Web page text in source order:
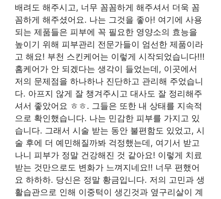
배려도 해주시고, 너무 꼼꼼하게 해주셔서 더욱 꼼
꼼하게 해주셨어요. 나는 그것을 좋아! 여기에 사용
되는 제품들은 피부에 꼭 필요한 영양소의 효능을
높이기 위해 피부관리 전문가들이 엄선한 제품이라
고 해요! 부천 스킨케어는 이렇게 시작되었습니다!!!
홈케어가 안 되겠다는 생각이 들었는데, 이곳에서
저의 문제점을 하나하나 진단하고 관리해 주었습니
다. 아프지 않게 잘 챙겨주시고 대사도 잘 정리해주
셔서 좋았어요 ㅎㅎ. 그들은 또한 내 상태를 지속적
으로 확인했습니다. 나는 민감한 피부를 가지고 있
습니다. 그래서 시술 받는 동안 불편함도 있었고, 시
술 후에 더 예민해질까봐 걱정했는데, 여기서 받고
나니 피부가 정말 건강해진 것 같아요! 이렇게 치료
받는 것만으로도 변화가 느껴지네요!! 너무 편했어
요 하하하. 당신은 정말 황금입니다. 저의 고민과 생
활습관으로 인해 이중턱이 생긴것과 옆구리살이 계